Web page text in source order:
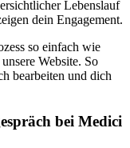
Lebenslauf
dein Engagement.
so einfach wie
Website. So
bearbeiten und dich
bei Medici